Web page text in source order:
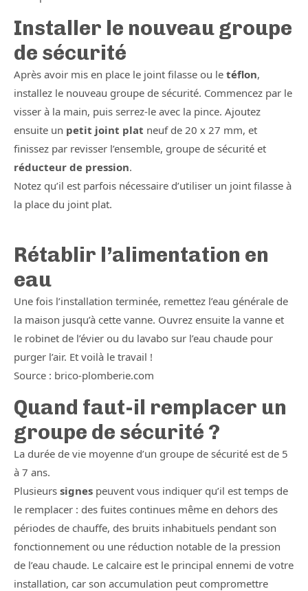
Installer le nouveau groupe
de sécurité
Après avoir mis en place le joint filasse ou le téflon,
installez le nouveau groupe de sécurité. Commencez par le
visser à la main, puis serrez-le avec la pince. Ajoutez
ensuite un petit joint plat neuf de 20 x 27 mm, et
finissez par revisser l’ensemble, groupe de sécurité et
réducteur de pression.
Notez qu’il est parfois nécessaire d’utiliser un joint filasse à
la place du joint plat.
Rétablir l’alimentation en
eau
Une fois l’installation terminée, remettez l’eau générale de
la maison jusqu’à cette vanne. Ouvrez ensuite la vanne et
le robinet de l’évier ou du lavabo sur l’eau chaude pour
purger l’air. Et voilà le travail !
Source : brico-plomberie.com
Quand faut-il remplacer un
groupe de sécurité ?
La durée de vie moyenne d’un groupe de sécurité est de 5
à 7 ans.
Plusieurs signes peuvent vous indiquer qu’il est temps de
le remplacer : des fuites continues même en dehors des
périodes de chauffe, des bruits inhabituels pendant son
fonctionnement ou une réduction notable de la pression
de l’eau chaude. Le calcaire est le principal ennemi de votre
installation, car son accumulation peut compromettre